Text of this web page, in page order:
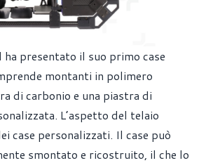
presentato il suo primo case
montanti in polimero
di carbonio e una piastra di
L’aspetto del telaio
case personalizzati. Il case può
smontato e ricostruito, il che lo